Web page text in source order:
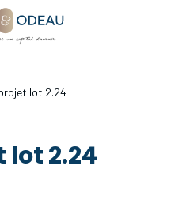
lot 2.24
lot 2.24